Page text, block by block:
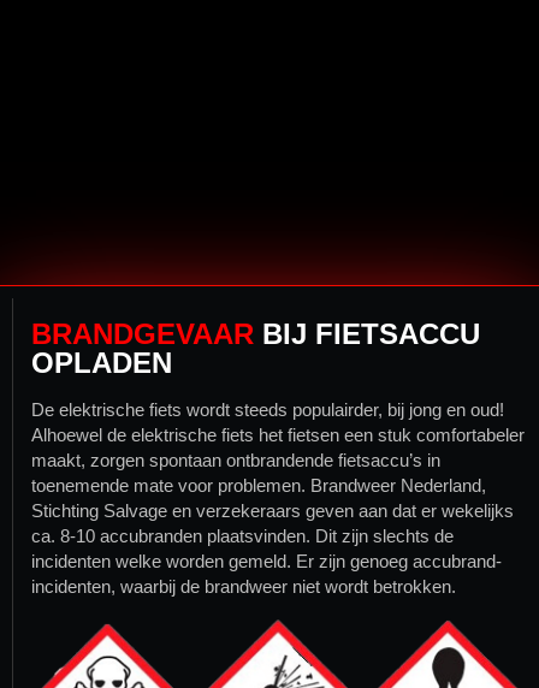
BRANDGEVAAR BIJ FIETSACCU
OPLADEN
De elektrische fiets wordt steeds populairder, bij jong en oud!
Alhoewel de elektrische fiets het fietsen een stuk comfortabeler
maakt, zorgen spontaan ontbrandende fietsaccu’s in
toenemende mate voor problemen. Brandweer Nederland,
Stichting Salvage en verzekeraars geven aan dat er wekelijks
ca. 8-10 accubranden plaatsvinden. Dit zijn slechts de
incidenten welke worden gemeld. Er zijn genoeg accubrand-
incidenten, waarbij de brandweer niet wordt betrokken.